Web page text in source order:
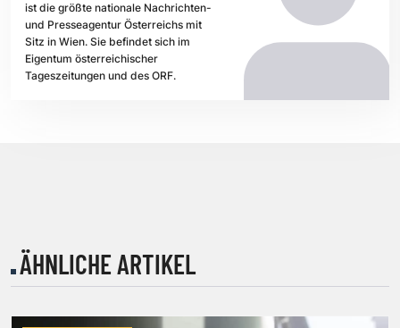
ist die größte nationale Nachrichten-
und Presseagentur Österreichs mit
Sitz in Wien. Sie befindet sich im
Eigentum österreichischer
Tageszeitungen und des ORF.
ÄHNLICHE ARTIKEL